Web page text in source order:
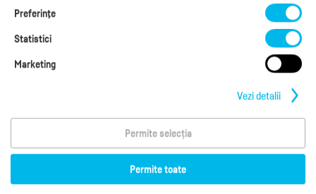
L-V: 09:00 - 17:00
0368 409 233
office@factureaza.ro
Copyright © 2026S.C. Cubus Arts SRL Termeni de utilizare
Preferinţe
Statistici
Marketing
Vezi detalii
Permite selecția
Permite toate